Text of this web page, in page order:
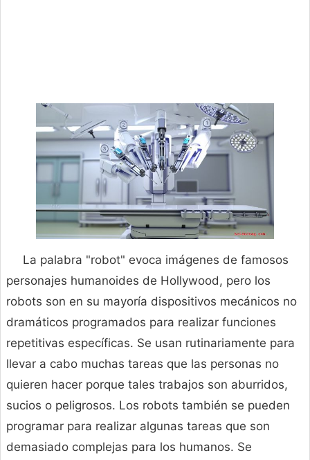
La palabra "robot" evoca imágenes de famosos
personajes humanoides de Hollywood, pero los
robots son en su mayoría dispositivos mecánicos no
dramáticos programados para realizar funciones
repetitivas específicas. Se usan rutinariamente para
llevar a cabo muchas tareas que las personas no
quieren hacer porque tales trabajos son aburridos,
sucios o peligrosos. Los robots también se pueden
programar para realizar algunas tareas que son
demasiado complejas para los humanos. Se